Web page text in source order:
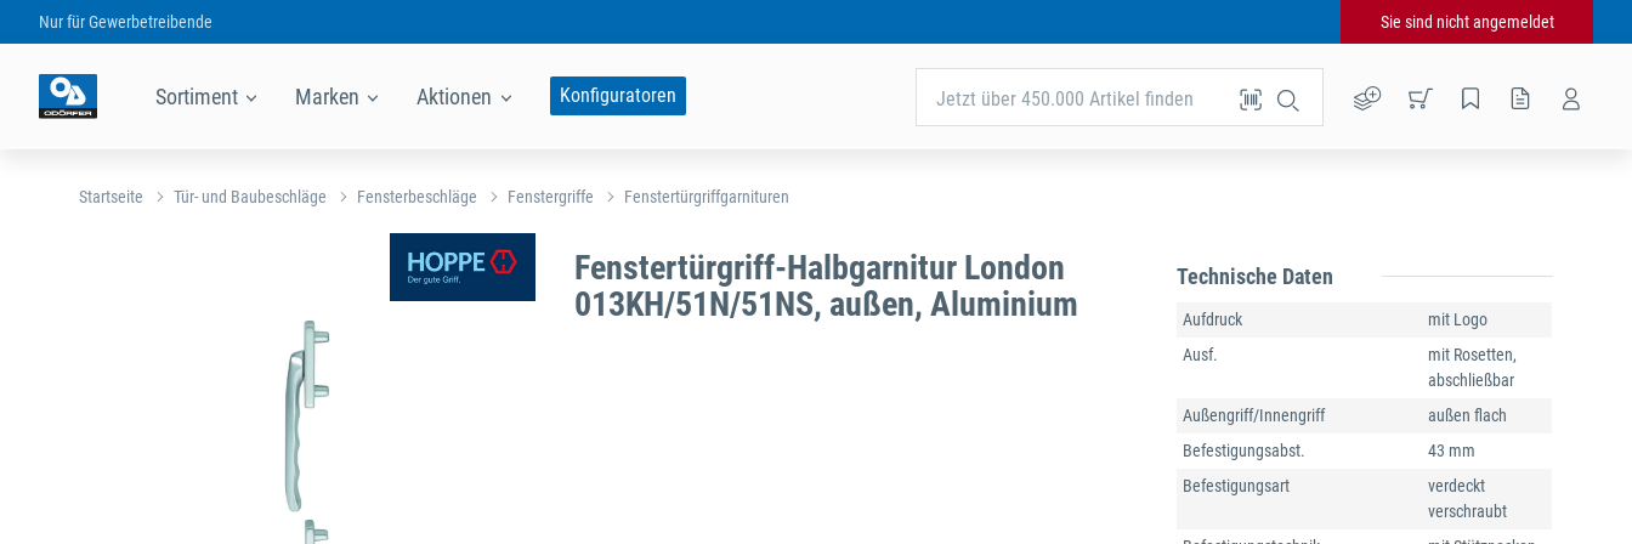
Nur fürGewerbetreibende Sie sind nicht angemeldet
Sortiment Marken Aktionen Konfiguratoren Jetzt über 450.000 Artikel finden
Startseite Tür- und Baubeschläge Fensterbeschläge Fenstergriffe Fenstertürgriffgarnituren
Fenstertürgriff-Halbgarnitur London
013KH/51N/51NS, außen, Aluminium
Technische Daten
Aufdruck
mit Logo
Ausf.
mit Rosetten,
abschließbar
Außengriff/Innengriff
außen flach
Befestigungsabst.
43 mm
Befestigungsart
verdeckt
verschraubt